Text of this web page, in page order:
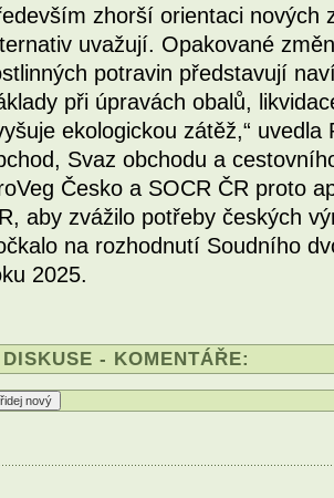
zhorší orientaci nových
uvažují. Opakované
potravin představují
při úpravách obalů,
ekologickou zátěž,“
Svaz obchodu a
Česko a SOCR ČR proto
aby zvážilo potřeby českých
na rozhodnutí Soudního
2025.
DISKUSE - KOMENTÁŘE: